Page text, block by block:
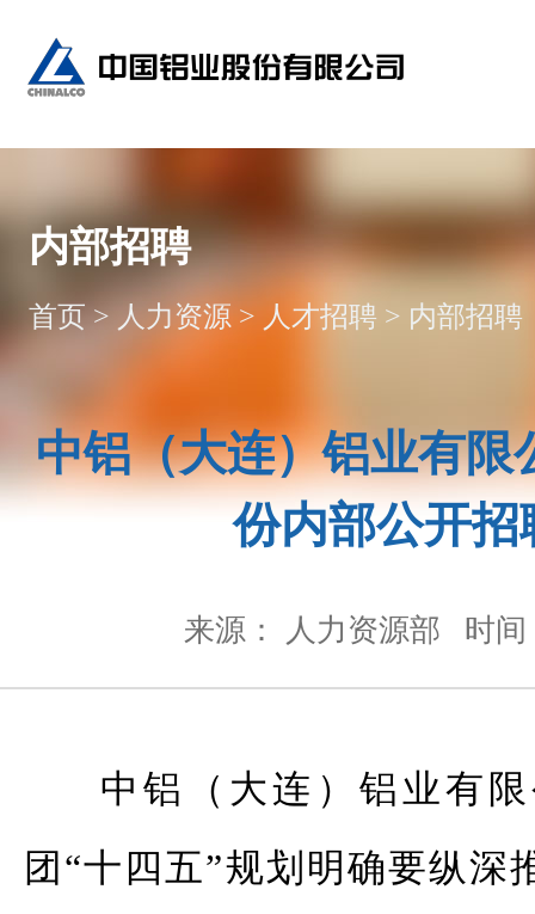
内部招聘
首页 > 人力资源 > 人才招聘 > 内部招聘
中铝（大连）铝业有限
份内部公开招
来源： 人力资源部 时间
中铝（大连）铝业有
团“十四五”规划明确要纵深